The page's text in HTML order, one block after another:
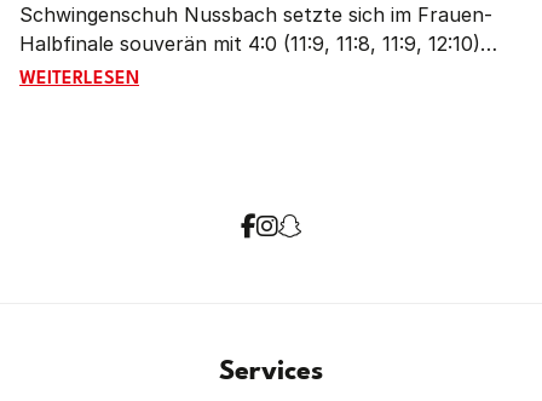
Schwingenschuh Nussbach setzte sich im Frauen-
Halbfinale souverän mit 4:0 (11:9, 11:8, 11:9, 12:10)
gegen den FBC LINZ AG Urfahr durch und trifft im
gegen Titelverteidiger FBC LINZ AG Urfahr das
WEITERLESENFINAL3 IN SALZBURG: NUSSBACH UND ENNS LÖSEN
Services